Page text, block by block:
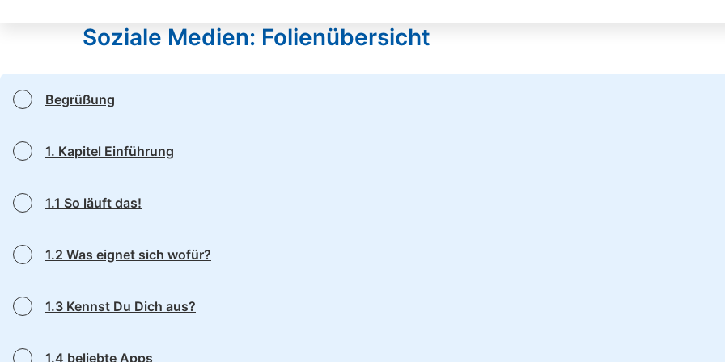
Begrüßung
1. Kapitel Einführung
1.1 So läuft das!
1.2 Was eignet sich wofür?
1.3 Kennst Du Dich aus?
1.4 beliebte Apps